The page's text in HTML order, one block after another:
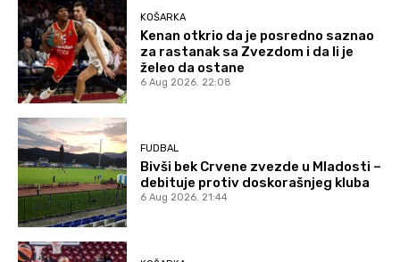
KOŠARKA
Kenan otkrio da je posredno saznao
za rastanak sa Zvezdom i da li je
želeo da ostane
6 Aug 2026. 22:08
FUDBAL
Bivši bek Crvene zvezde u Mladosti –
debituje protiv doskorašnjeg kluba
6 Aug 2026. 21:44